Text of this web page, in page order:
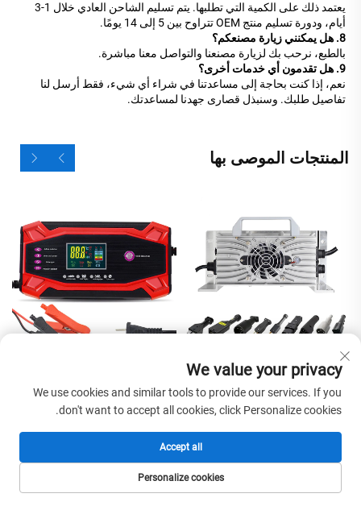
يعتمد ذلك على الكمية التي تطلبها. يتم تسليم الشاحن العادي خلال 1-3
أيام، ودورة تسليم منتج OEM تتراوح بين 5 إلى 14 يومًا.
8. هل يمكنني زيارة مصنعكم؟
بالطبع، نرحب بك لزيارة مصنعنا والتواصل معنا مباشرة.
9. هل تقدمون أي خدمات أخرى؟
نعم، إذا كنت بحاجة إلى مساعدتنا في شراء أي شيء، فقط أرسل لنا
تفاصيل طلبك. وسنبذل قصارى جهدنا لمساعدتك.
المنتجات الموصى بها
شاحن بطارية ذكي كهربائي
سريع جديد 48 فولت 20 أمبير
مع حالة ألومنيوم، شاحن سيارة
محمول 12 فولت 10 أمبير/24
فولت لمحركات القص
والدراجات البخارية، شاحن
سريع وإصلاحي تدريجي
للبطاريات الرصاصية الحمضيةاحصل على اقتباس مجاني
We value your privacy
We use cookies and similar tools to provide our services. If you
don't want to accept all cookies, click Personalize cookies.
Personalize cookies
Accept all